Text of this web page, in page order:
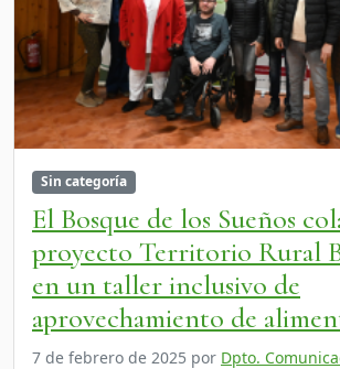
Sin categoría
El Bosque de los Sueños
proyecto Territorio Rural
en un taller inclusivo de
aprovechamiento de
7 de febrero de 2025 por Dpto.